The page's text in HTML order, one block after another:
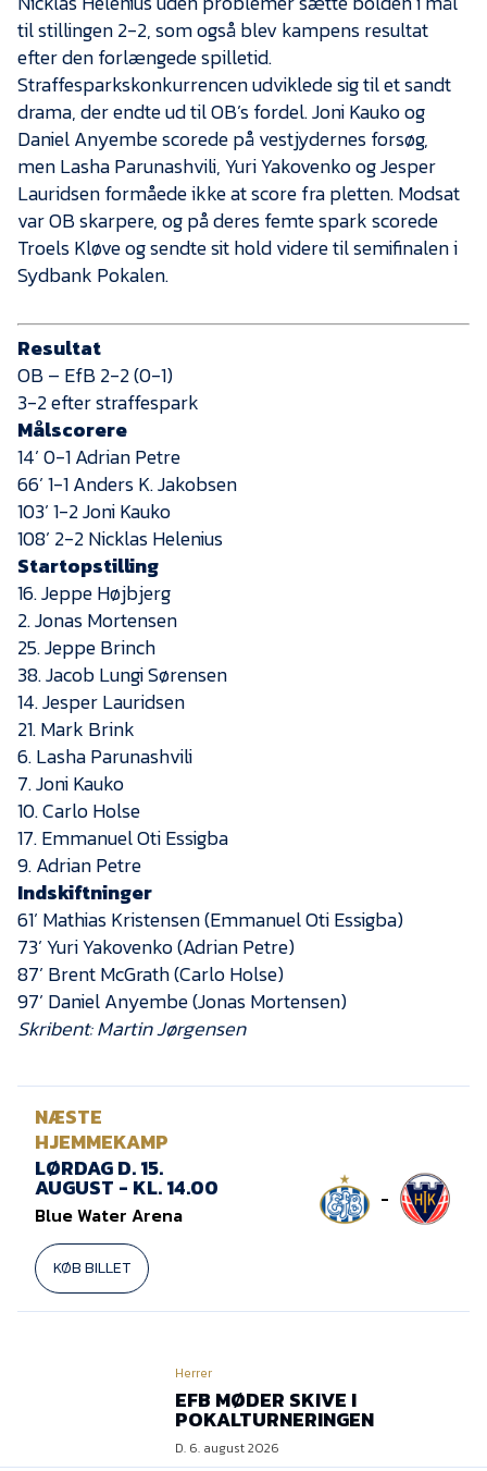
til stillingen 2-2, som også blev kampens resultat
efter den forlængede spilletid.
Straffesparkskonkurrencen udviklede sig til et sandt
drama, der endte ud til OB’s fordel. Joni Kauko og
Daniel Anyembe scorede på vestjydernes forsøg,
men Lasha Parunashvili, Yuri Yakovenko og Jesper
Lauridsen formåede ikke at score fra pletten. Modsat
var OB skarpere, og på deres femte spark scorede
Troels Kløve og sendte sit hold videre til semifinalen i
Sydbank Pokalen.
Resultat
OB – EfB 2-2 (0-1)
3-2 efter straffespark
Målscorere
14’ 0-1 Adrian Petre
66’ 1-1 Anders K. Jakobsen
103’ 1-2 Joni Kauko
108’ 2-2 Nicklas Helenius
Startopstilling
16. Jeppe Højbjerg
2. Jonas Mortensen
25. Jeppe Brinch
38. Jacob Lungi Sørensen
14. Jesper Lauridsen
21. Mark Brink
6. Lasha Parunashvili
7. Joni Kauko
10. Carlo Holse
17. Emmanuel Oti Essigba
9. Adrian Petre
Indskiftninger
61’ Mathias Kristensen (Emmanuel Oti Essigba)
73’ Yuri Yakovenko (Adrian Petre)
87’ Brent McGrath (Carlo Holse)
97’ Daniel Anyembe (Jonas Mortensen)
Skribent: Martin Jørgensen
NÆSTE
HJEMMEKAMP
LØRDAG D. 15.
AUGUST - KL. 14.00
Blue Water Arena
KØB BILLET
-
Herrer
EFB MØDER SKIVE I
POKALTURNERINGEN
D. 6. august 2026